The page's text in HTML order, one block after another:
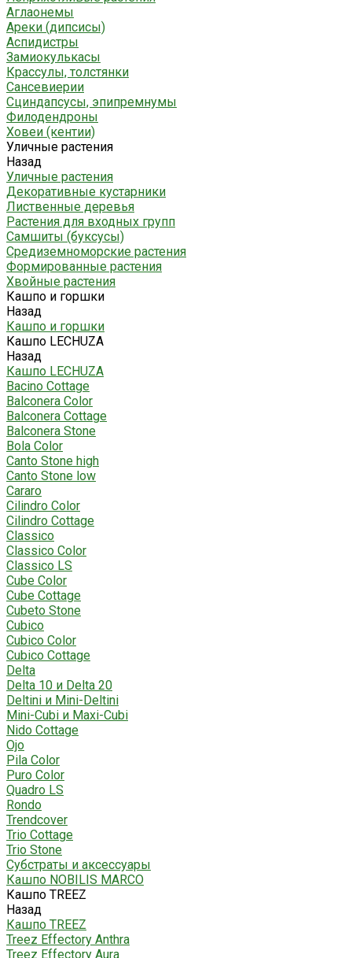
Аглаонемы
Ареки (дипсисы)
Аспидистры
Замиокулькасы
Крассулы, толстянки
Сансевиерии
Сциндапсусы, эпипремнумы
Филодендроны
Ховеи (кентии)
Уличные растения
Назад
Уличные растения
Декоративные кустарники
Лиственные деревья
Растения для входных групп
Самшиты (буксусы)
Средиземноморские растения
Формированные растения
Хвойные растения
Кашпо и горшки
Назад
Кашпо и горшки
Кашпо LECHUZA
Назад
Кашпо LECHUZA
Bacino Cottage
Balconera Color
Balconera Cottage
Balconera Stone
Bola Color
Canto Stone high
Canto Stone low
Cararo
Cilindro Color
Cilindro Cottage
Classico
Classico Color
Classico LS
Cube Color
Cube Cottage
Cubeto Stone
Cubico
Cubico Color
Cubico Cottage
Delta
Delta 10 и Delta 20
Deltini и Mini-Deltini
Mini-Cubi и Maxi-Cubi
Nido Cottage
Ojo
Pila Color
Puro Color
Quadro LS
Rondo
Trendcover
Trio Cottage
Trio Stone
Субстраты и аксессуары
Кашпо NOBILIS MARCO
Кашпо TREEZ
Назад
Кашпо TREEZ
Treez Effectory Anthra
Treez Effectory Aura